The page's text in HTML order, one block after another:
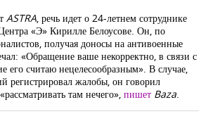
ASTRA, речь идет о 24-летнем сотруднике
«Э» Кирилле Белоусове. Он, по
получая доносы на антивоенные
«Обращение ваше некорректно, в связи с
его считаю нецелесообразным». В случае,
регистрировал жалобы, он говорил
там нечего», пишет Baza.